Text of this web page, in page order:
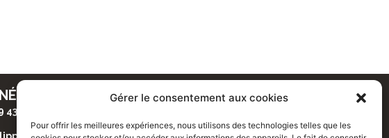
Gérer le consentement aux cookies
Pour offrir les meilleures expériences, nous utilisons des technologies telles que les
43